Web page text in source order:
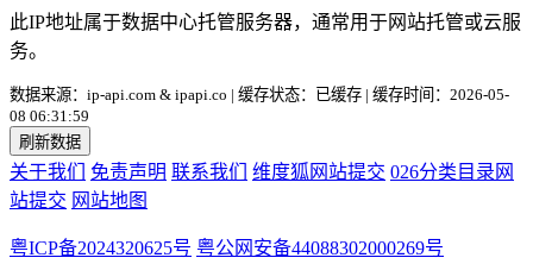
此IP地址属于数据中心托管服务器，通常用于网站托管或云服
务。
数据来源：ip-api.com & ipapi.co | 缓存状态：已缓存 | 缓存时间：2026-05-
08 06:31:59
刷新数据
关于我们 免责声明 联系我们 维度狐网站提交 026分类目录网
站提交 网站地图
粤ICP备2024320625号 粤公网安备44088302000269号